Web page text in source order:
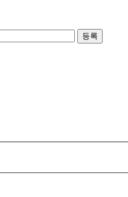
등록